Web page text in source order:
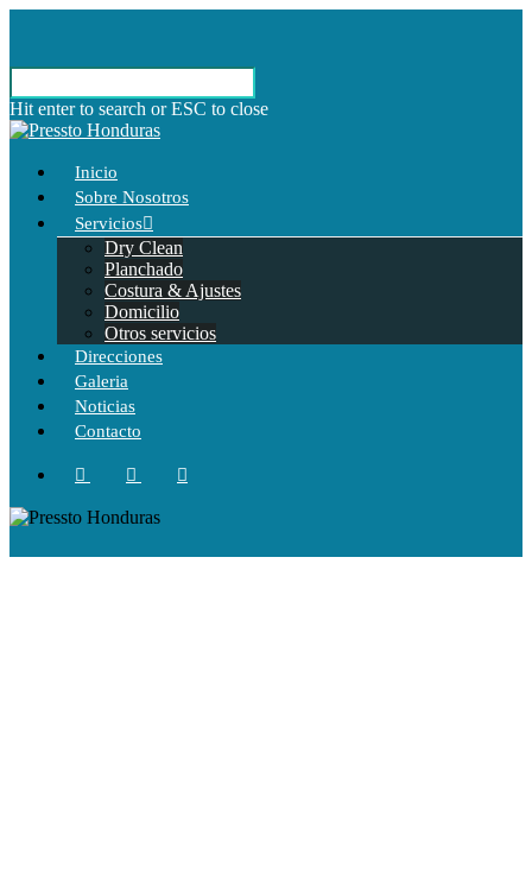
Hit enter to search or ESC to close
Inicio
Sobre Nosotros
Servicios
Dry Clean
Planchado
Costura & Ajustes
Domicilio
Otros servicios
Direcciones
Galeria
Noticias
Contacto